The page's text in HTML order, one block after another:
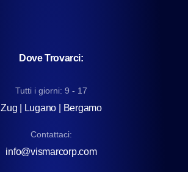
Dove Trovarci:
Tutti i giorni: 9 - 17
Zug | Lugano | Bergamo
Contattaci:
info@vismarcorp.com